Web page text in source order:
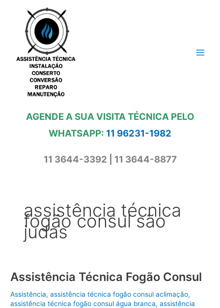
conteúdo
AGENDE A SUA VISITA TÉCNICA PELO
WHATSAPP: 11 96231-1982
11 3644-3392 | 11 3644-8877
assistência técnica
fogão consul são
judas
Assistência Técnica Fogão Consul
Assistência,assistência técnica fogão consul aclimação,
assistência técnica fogão consul água branca,assistência